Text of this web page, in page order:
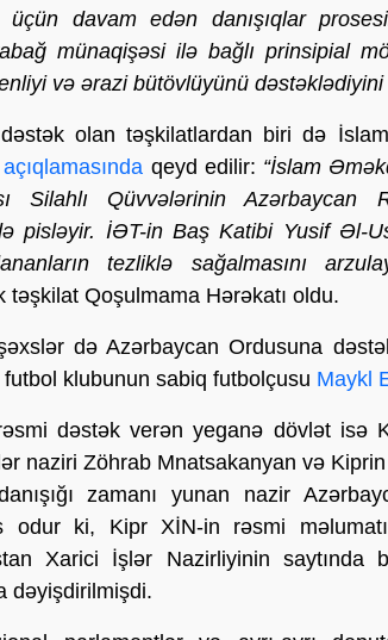
davam edən danışıqlar
münaqişəsi ilə bağlı prinsipial
və ərazi bütövlüyünü
olan təşkilatlardan biri də
açıqlamasında qeyd edilir: “İslam
Silahlı Qüvvələrinin Azərbaycan
pisləyir. İƏT-in Baş Katibi Yusif Əl-
tezliklə sağalmasını
təşkilat Qoşulmama Hərəkatı oldu.
də Azərbaycan Ordusuna
klubunun sabiq futbolçusu Maykl
dəstək verən yeganə dövlət isə
naziri Zöhrab Mnatsakanyan və
zamanı yunan nazir
odur ki, Kipr XİN-in rəsmi
Xarici İşlər Nazirliyinin saytında
dəyişdirilmişdi.